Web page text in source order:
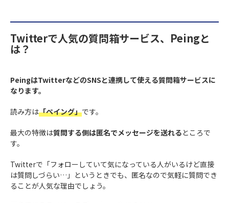
Twitterで人気の質問箱サービス、Peingと
は？
PeingはTwitterなどのSNSと連携して使える質問箱サービスに
なります。
読み方は「ペイング」です。
最大の特徴は質問する側は匿名でメッセージを送れるところで
す。
Twitterで「フォローしていて気になっている人がいるけど直接
は質問しづらい…」というときでも、匿名なので気軽に質問でき
ることが人気な理由でしょう。